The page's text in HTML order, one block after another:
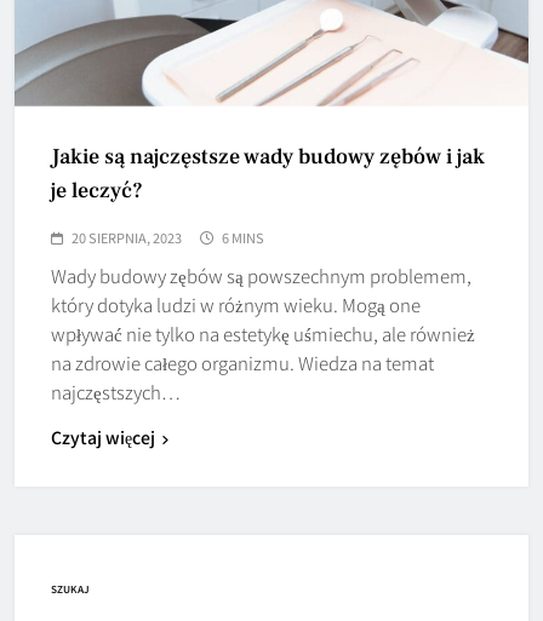
Jakie są najczęstsze wady budowy zębów i jak
je leczyć?
20 SIERPNIA, 2023 6 MINS
Wady budowy zębów są powszechnym problemem,
który dotyka ludzi w różnym wieku. Mogą one
wpływać nie tylko na estetykę uśmiechu, ale również
na zdrowie całego organizmu. Wiedza na temat
najczęstszych…
Czytaj więcej
SZUKAJ